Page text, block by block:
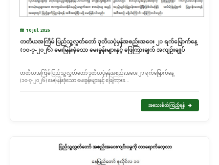
10 Jul, 2026
တတိယအကြိမ် ပြည်သူ့လွှတ်တော် ဒုတိယပုံမှန်အစည်းအဝေး ၂၁ ရက်မြောက်နေ့
(၁၀-၇-၂၀၂၆) မေးမြန်းခဲ့သော မေးခွန်းများနှင့် ဖြေကြားချက် အကျဉ်းချုပ်
တတိယအကြိမ် ပြည်သူ့လွှတ်တော် ဒုတိယပုံမှန်အစည်းအဝေး ၂၁ ရက်မြောက်နေ့
(၁၀-၇-၂၀၂၆) မေးမြန်းခဲ့သော မေးခွန်းများနှင့် ဖြေကြားခ...
အသေးစိတ်ကြည့်ရန်